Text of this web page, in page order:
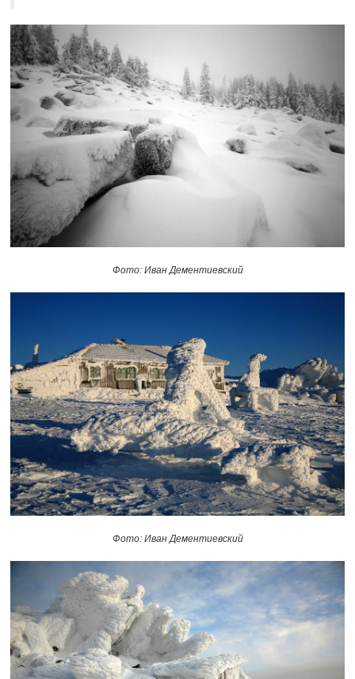
Фото: Иван Дементиевский
Фото: Иван Дементиевский